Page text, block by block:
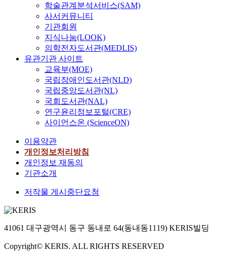
학술관계분석서비스(SAM)
사서커뮤니티
기관회원
지식나눔(LOOK)
의학전자도서관(MEDLIS)
유관기관 사이트
교육부(MOE)
국립장애인도서관(NLD)
국립중앙도서관(NL)
국회도서관(NAL)
연구윤리정보포털(CRE)
사이언스온 (ScienceON)
이용약관
개인정보처리방침
개인정보 재동의
기관소개
저작물 게시중단요청
41061 대구광역시 동구 동내로 64(동내동1119) KERIS빌딩
Copyright© KERIS. ALL RIGHTS RESERVED